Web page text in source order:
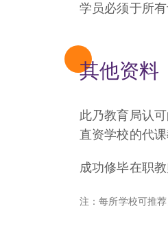
学员必须于所
其他资料
此乃教育局认
直资学校的代
成功修毕在职
注：每所学校可推